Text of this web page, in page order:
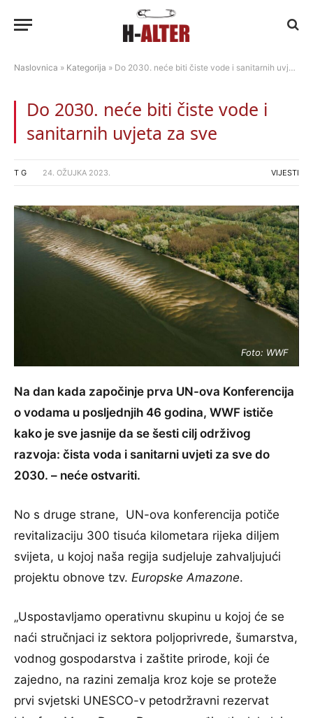
Naslovnica » Kategorija » Do 2030. neće biti čiste vode i sanitarnih uvjeta za sve
Do 2030. neće biti čiste vode i
sanitarnih uvjeta za sve
T G 24. OŽUJKA 2023. VIJESTI
Foto: WWF
Na dan kada započinje prva UN-ova Konferencija
o vodama u posljednjih 46 godina, WWF ističe
kako je sve jasnije da se šesti cilj održivog
razvoja: čista voda i sanitarni uvjeti za sve do
2030. – neće ostvariti.
No s druge strane, UN-ova konferencija potiče
revitalizaciju 300 tisuća kilometara rijeka diljem
svijeta, u kojoj naša regija sudjeluje zahvaljujući
projektu obnove tzv. Europske Amazone.
„Uspostavljamo operativnu skupinu u kojoj će se
naći stručnjaci iz sektora poljoprivrede, šumarstva,
vodnog gospodarstva i zaštite prirode, koji će
zajedno, na razini zemalja kroz koje se proteže
prvi svjetski UNESCO-v petodržravni rezervat